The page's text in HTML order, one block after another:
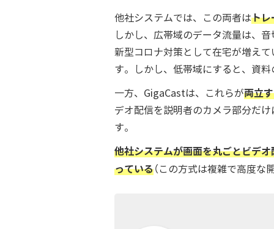
他社システムでは、この両者はトレ
しかし、広帯域のデータ流量は、
新型コロナ対策として在宅が増え
す。しかし、低帯域にすると、資
一方、GigaCastは、これらが両立
デオ配信を説明者のカメラ部分だ
す。
他社システムが画面を丸ごとビデオ
っている（この方式は複雑で高度な